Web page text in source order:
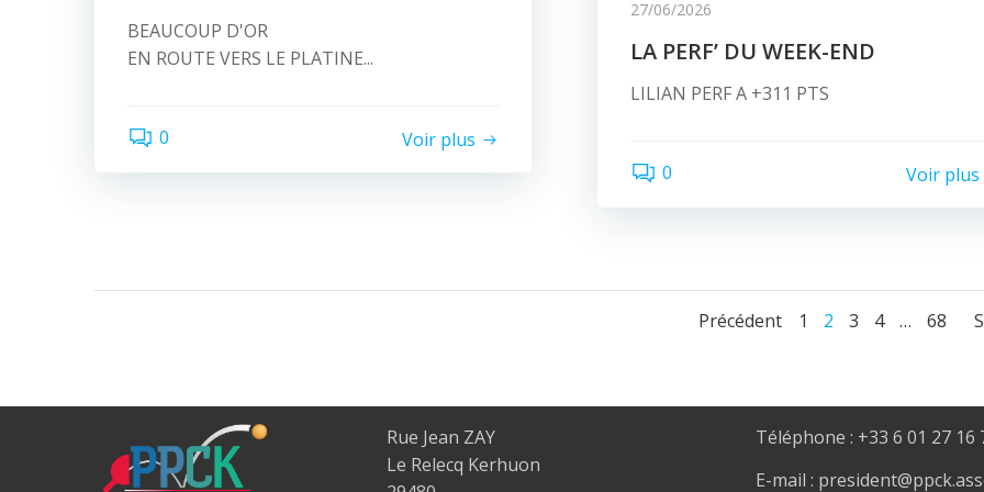
BEAUCOUP D'OR
EN ROUTE VERS LE PLATINE...
0 Voir plus
27/06/2026
LA PERF’ DU WEEK-END
LILIAN PERF A +311 PTS
0 Voir plus
Posts
Précédent
Posts
Page
1 Page
2 Page
3 Page
4 … Page
68
Rue Jean ZAY
Le Relecq Kerhuon
Téléphone : +33 6 01 27 16
E-mail :